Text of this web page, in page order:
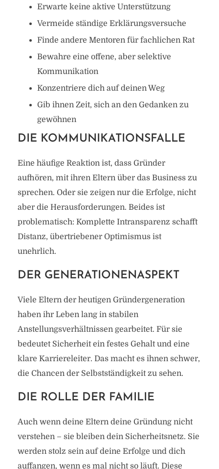
Erwarte keine aktive Unterstützung
Vermeide ständige Erklärungsversuche
Finde andere Mentoren für fachlichen Rat
Bewahre eine offene, aber selektive
Kommunikation
Konzentriere dich auf deinen Weg
Gib ihnen Zeit, sich an den Gedanken zu
gewöhnen
DIE KOMMUNIKATIONSFALLE
Eine häufige Reaktion ist, dass Gründer
aufhören, mit ihren Eltern über das Business zu
sprechen. Oder sie zeigen nur die Erfolge, nicht
aber die Herausforderungen. Beides ist
problematisch: Komplette Intransparenz schafft
Distanz, übertriebener Optimismus ist
unehrlich.
DER GENERATIONENASPEKT
Viele Eltern der heutigen Gründergeneration
haben ihr Leben lang in stabilen
Anstellungsverhältnissen gearbeitet. Für sie
bedeutet Sicherheit ein festes Gehalt und eine
klare Karriereleiter. Das macht es ihnen schwer,
die Chancen der Selbstständigkeit zu sehen.
DIE ROLLE DER FAMILIE
Auch wenn deine Eltern deine Gründung nicht
verstehen – sie bleiben dein Sicherheitsnetz. Sie
werden stolz sein auf deine Erfolge und dich
auffangen, wenn es mal nicht so läuft. Diese